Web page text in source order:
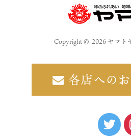
Copyright © 2026 ヤマト
各店への